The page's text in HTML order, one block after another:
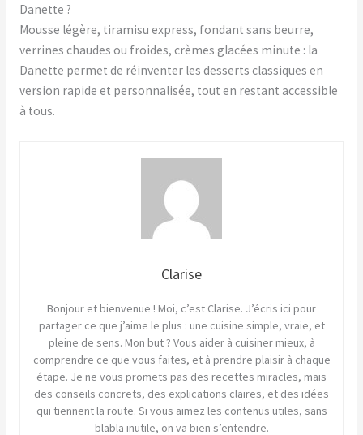
Danette ?
Mousse légère, tiramisu express, fondant sans beurre,
verrines chaudes ou froides, crèmes glacées minute : la
Danette permet de réinventer les desserts classiques en
version rapide et personnalisée, tout en restant accessible
à tous.
Clarise
Bonjour et bienvenue ! Moi, c’est Clarise. J’écris ici pour
partager ce que j’aime le plus : une cuisine simple, vraie, et
pleine de sens. Mon but ? Vous aider à cuisiner mieux, à
comprendre ce que vous faites, et à prendre plaisir à chaque
étape. Je ne vous promets pas des recettes miracles, mais
des conseils concrets, des explications claires, et des idées
qui tiennent la route. Si vous aimez les contenus utiles, sans
blabla inutile, on va bien s’entendre.